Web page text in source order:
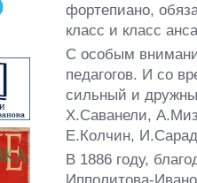
фортепиано,
класс и класс
С особым
педагогов. И со
сильный и
Х.Саванели,
Е.Колчин,
В 1886 году,